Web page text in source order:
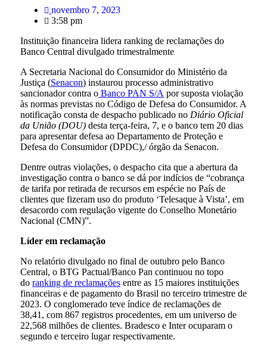
novembro 7, 2023
3:58 pm
Instituição financeira lidera ranking de reclamações do
Banco Central divulgado trimestralmente
A Secretaria Nacional do Consumidor do Ministério da
Justiça (Senacon) instaurou processo administrativo
sancionador contra o Banco PAN S/A por suposta violação
às normas previstas no Código de Defesa do Consumidor. A
notificação consta de despacho publicado no Diário Oficial
da União (DOU) desta terça-feira, 7, e o banco tem 20 dias
para apresentar defesa ao Departamento de Proteção e
Defesa do Consumidor (DPDC),/ órgão da Senacon.
Dentre outras violações, o despacho cita que a abertura da
investigação contra o banco se dá por indícios de “cobrança
de tarifa por retirada de recursos em espécie no País de
clientes que fizeram uso do produto ‘Telesaque à Vista’, em
desacordo com regulação vigente do Conselho Monetário
Nacional (CMN)”.
Líder em reclamação
No relatório divulgado no final de outubro pelo Banco
Central, o BTG Pactual/Banco Pan continuou no topo
do ranking de reclamações entre as 15 maiores instituições
financeiras e de pagamento do Brasil no terceiro trimestre de
2023. O conglomerado teve índice de reclamações de
38,41, com 867 registros procedentes, em um universo de
22,568 milhões de clientes. Bradesco e Inter ocuparam o
segundo e terceiro lugar respectivamente.